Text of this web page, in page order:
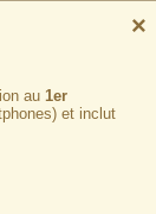
×
au 1er
et inclut